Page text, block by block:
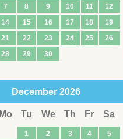
7 8 9 10 11
12
14 15 16 17 18
19
21 22 23 24 25
26
28 29 30
December 2026
Mo Tu We Th Fr Sa
1 2 3 4
5